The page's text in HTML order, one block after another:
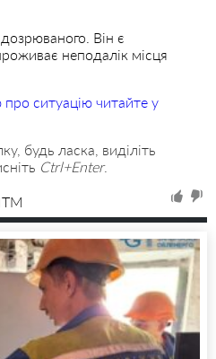
Він є
неподалік місця
ситуацію читайте у
будь ласка, виділіть
Ctrl+Enter.